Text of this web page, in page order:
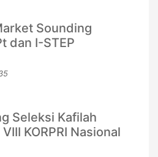
Sounding
dan I-STEP
Seleksi Kafilah
KORPRI Nasional